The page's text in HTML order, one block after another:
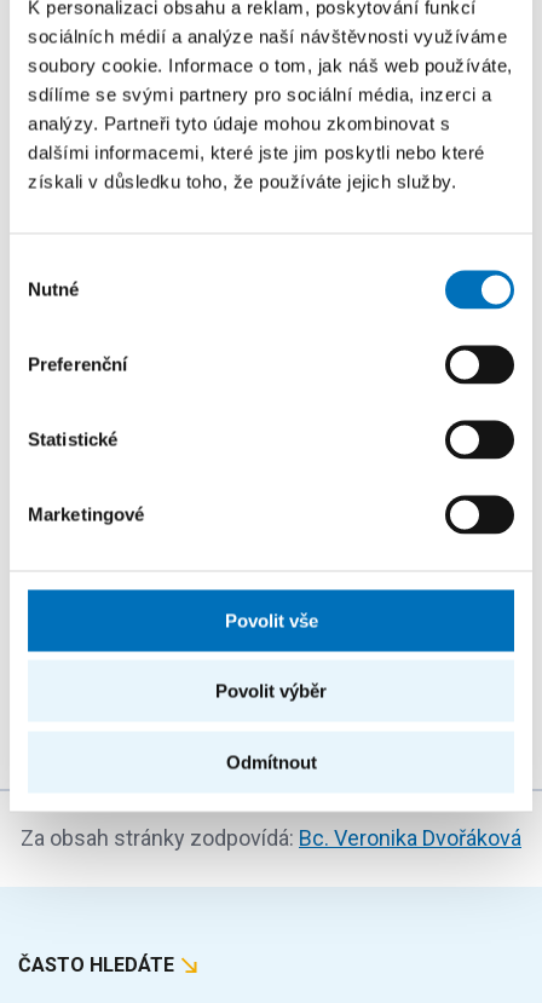
K personalizaci obsahu a reklam, poskytování funkcí
sociálních médií a analýze naší návštěvnosti využíváme
soubory cookie. Informace o tom, jak náš web používáte,
sdílíme se svými partnery pro sociální média, inzerci a
analýzy. Partneři tyto údaje mohou zkombinovat s
dalšími informacemi, které jste jim poskytli nebo které
získali v důsledku toho, že používáte jejich služby.
souhlasu
Nutné
Preferenční
Statistické
Marketingové
Povolit vše
Povolit výběr
Odmítnout
informatiky pro SŠ
PRO UCHAZEČE
FIT ČVUT otevírá mimořádný termín pro podání
přihlášek do magisterských studijních programů
Kvantová informatika a Učitelství...
Prague Stringology Conference 2026
Přednášky zahraničních odborníků z oblasti
stringologie a dalších příbuzných témat si můžete
26. 8. – 27. 8. 2026
Summer Stringmasters 2026
StringMasters sdružuje výzkumné pracovníky v oblasti
řetězcových algoritmů na všech úrovních (starší,
Za obsah stránky zodpovídá: Bc. Veronika Dvořáková
ČASTO HLEDÁTE